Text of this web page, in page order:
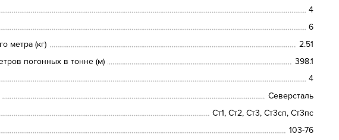
4
6
метра (кг)
2.51
погонных в тонне (м)
398.1
4
Северсталь
Ст1, Ст2, Ст3, Ст3сп, Ст3пс
103-76